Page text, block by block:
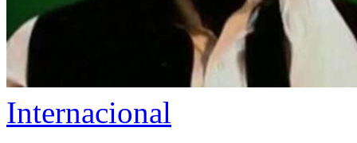
Internacional